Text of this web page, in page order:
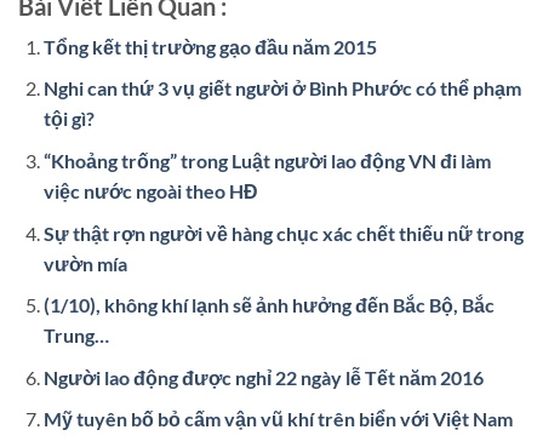
Tổng kết thị trường gạo đầu năm 2015
Nghi can thứ 3 vụ giết người ở Bình Phước có thể phạm
tội gì?
“Khoảng trống” trong Luật người lao động VN đi làm
việc nước ngoài theo HĐ
Sự thật rợn người về hàng chục xác chết thiếu nữ trong
vườn mía
(1/10), không khí lạnh sẽ ảnh hưởng đến Bắc Bộ, Bắc
Trung…
Người lao động được nghỉ 22 ngày lễ Tết năm 2016
Mỹ tuyên bố bỏ cấm vận vũ khí trên biển với Việt Nam